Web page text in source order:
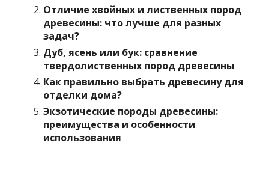
Отличие хвойных и лиственных пород
древесины: что лучше для разных
задач?
Дуб, ясень или бук: сравнение
твердолиственных пород древесины
Как правильно выбрать древесину для
отделки дома?
Экзотические породы древесины:
преимущества и особенности
использования